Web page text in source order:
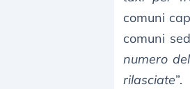
comuni
comuni
numero
rilasciate”.